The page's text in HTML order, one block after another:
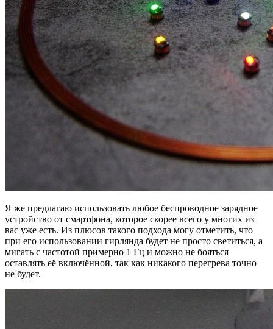
Я же предлагаю использовать любое беспроводное зарядное
устройство от смартфона, которое скорее всего у многих из
вас уже есть. Из плюсов такого подхода могу отметить, что
при его использовании гирлянда будет не просто светиться, а
мигать с частотой примерно 1 Гц и можно не бояться
оставлять её включённой, так как никакого перегрева точно
не будет.